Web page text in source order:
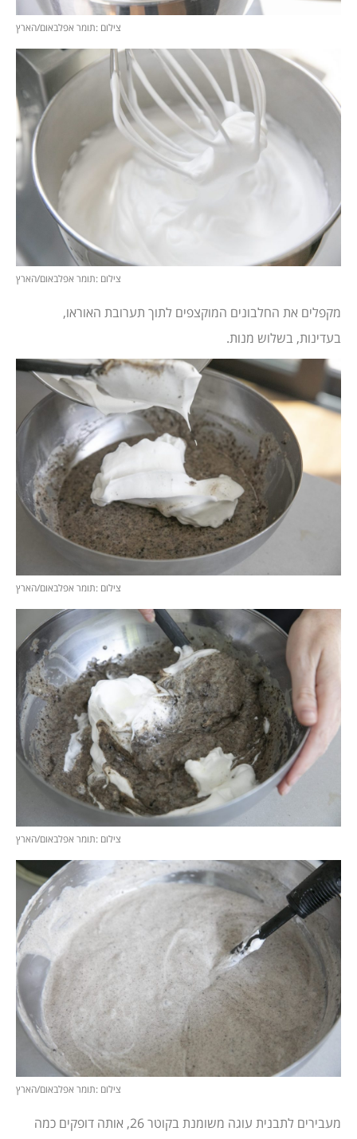
צילום :תומר אפלבאום/הארץ
צילום :תומר אפלבאום/הארץ
מקפלים את החלבונים המוקצפים לתוך תערובת האוראו,
בעדינות, בשלוש מנות.
צילום :תומר אפלבאום/הארץ
צילום :תומר אפלבאום/הארץ
צילום :תומר אפלבאום/הארץ
מעבירים לתבנית עוגה משומנת בקוטר 26, אותה דופקים כמה